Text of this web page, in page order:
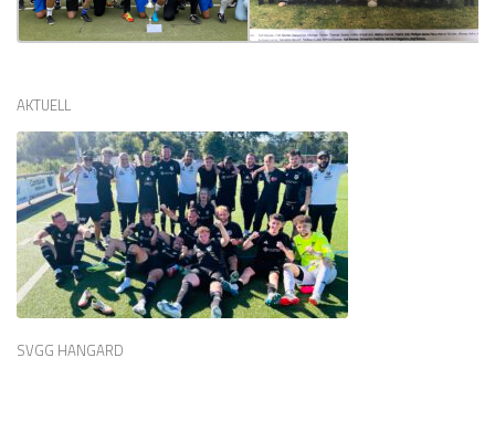
AKTUELL
SVGG HANGARD